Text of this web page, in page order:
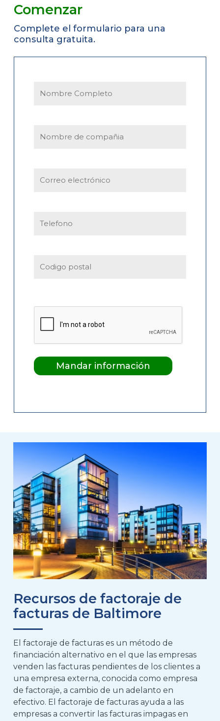
Comenzar
Complete el formulario para una
consulta gratuita.
Recursos de factoraje de
facturas de Baltimore
El factoraje de facturas es un método de
financiación alternativo en el que las empresas
venden las facturas pendientes de los clientes a
una empresa externa, conocida como empresa
de factoraje, a cambio de un adelanto en
efectivo. El factoraje de facturas ayuda a las
empresas a convertir las facturas impagas en